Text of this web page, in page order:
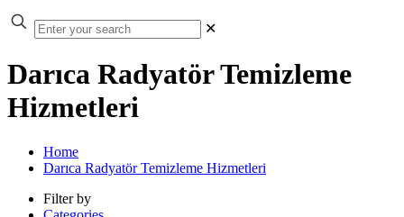
✕
Darıca Radyatör Temizleme
Hizmetleri
Home
Darıca Radyatör Temizleme Hizmetleri
Filter by